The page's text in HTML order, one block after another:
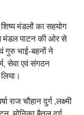
मंडलों का सहयोग
मंडल पाटन की ओर से
गुरु भाई-बहनों ने
सेवा एवं संगठन
चौहान दुर्ग ,लक्ष्मी